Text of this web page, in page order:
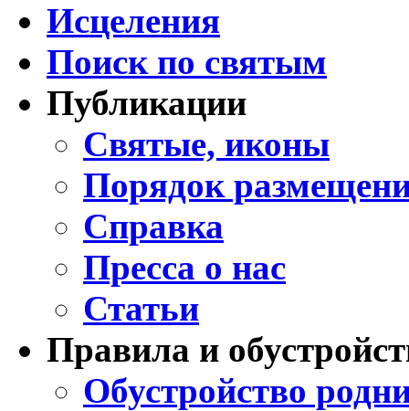
Исцеления
Поиск по святым
Публикации
Святые, иконы
Порядок
Справка
Пресса о нас
Статьи
Правила и
Обустройство